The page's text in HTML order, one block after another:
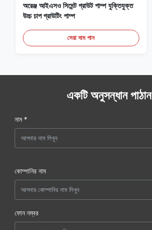
অরেঞ্জ আইএসও সিমেন্ট গ্রাউট পাম্প যুক্তিযুক্ত
উচ্চ চাপ গ্রাউটিং পাম্প
সেরা দাম পান
একটি অনুসন্ধান পাঠান
নাম *
কোম্পানির নাম
ফোন নম্বর